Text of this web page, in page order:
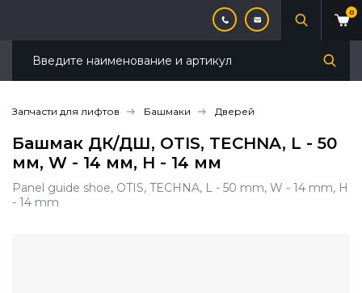
0
Запчасти для лифтов Башмаки Дверей
Башмак ДК/ДШ, OTIS, TECHNA, L - 50
мм, W - 14 мм, H - 14 мм
Panel guide shoe, OTIS, TECHNA, L - 50 mm, W - 14 mm, H
- 14 mm